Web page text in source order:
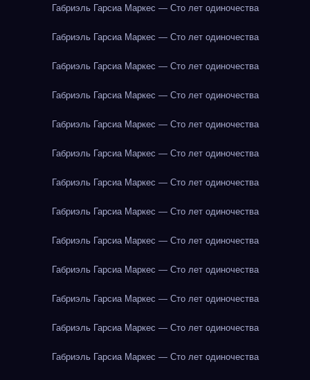
Габриэль Гарсиа Маркес — Сто лет одиночества
Габриэль Гарсиа Маркес — Сто лет одиночества
Габриэль Гарсиа Маркес — Сто лет одиночества
Габриэль Гарсиа Маркес — Сто лет одиночества
Габриэль Гарсиа Маркес — Сто лет одиночества
Габриэль Гарсиа Маркес — Сто лет одиночества
Габриэль Гарсиа Маркес — Сто лет одиночества
Габриэль Гарсиа Маркес — Сто лет одиночества
Габриэль Гарсиа Маркес — Сто лет одиночества
Габриэль Гарсиа Маркес — Сто лет одиночества
Габриэль Гарсиа Маркес — Сто лет одиночества
Габриэль Гарсиа Маркес — Сто лет одиночества
Габриэль Гарсиа Маркес — Сто лет одиночества